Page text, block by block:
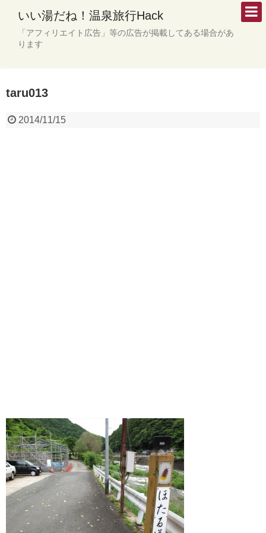
いい湯だね！温泉旅行Hack
「アフィリエイト広告」等の広告が掲載してある場合があ
ります
taru013
2014/11/15